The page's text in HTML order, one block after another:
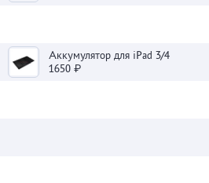
Аккумулятор для iPad 3/4
1650 ₽